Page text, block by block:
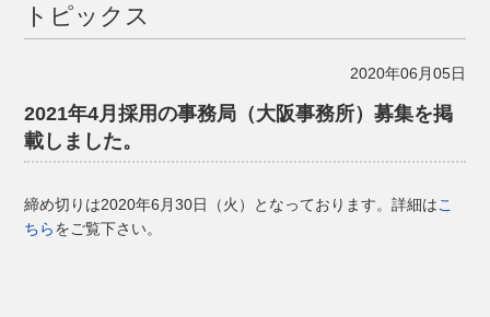
トピックス
2020年06月05日
2021年4月採用の事務局（大阪事務所）募集を掲
載しました。
締め切りは2020年6月30日（火）となっております。詳細はこ
ちらをご覧下さい。